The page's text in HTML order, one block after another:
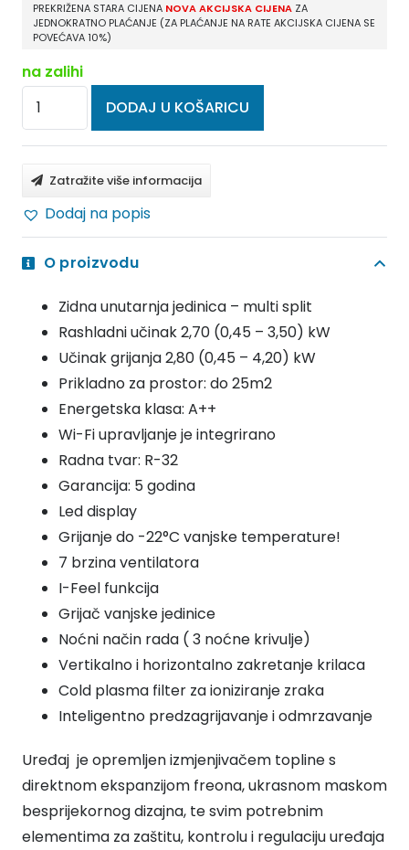
PREKRIŽENA STARA CIJENA NOVA AKCIJSKA CIJENA ZA
JEDNOKRATNO PLAĆANJE (ZA PLAĆANJE NA RATE AKCIJSKA CIJENA SE
POVEĆAVA 10%)
na zalihi
GREE
LOMO
REGULAR
KLIMA
MULTISPLIT
UNUTARNJA
JEDINICA
kW
GWH09AWCXB
količina
DODAJ U KOŠARICU
Zatražite više informacija
Dodaj na popis
O proizvodu
Zidna unutarnja jedinica – multi split
Rashladni učinak 2,70 (0,45 – 3,50) kW
Učinak grijanja 2,80 (0,45 – 4,20) kW
Prikladno za prostor: do 25m2
Energetska klasa: A++
Wi-Fi upravljanje je integrirano
Radna tvar: R-32
Garancija: 5 godina
Led display
Grijanje do -22°C vanjske temperature!
7 brzina ventilatora
I-Feel funkcija
Grijač vanjske jedinice
Noćni način rada ( 3 noćne krivulje)
Vertikalno i horizontalno zakretanje krilaca
Cold plasma filter za ioniziranje zraka
Inteligentno predzagrijavanje i odmrzavanje
Uređaj je opremljen izmjenjivačem topline s
direktnom ekspanzijom freona, ukrasnom maskom
besprijekornog dizajna, te svim potrebnim
elementima za zaštitu, kontrolu i regulaciju uređaja